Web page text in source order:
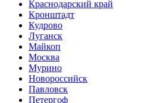
Краснодарский край
Кронштадт
Кудрово
Луганск
Майкоп
Москва
Мурино
Новороссийск
Павловск
Петергоф